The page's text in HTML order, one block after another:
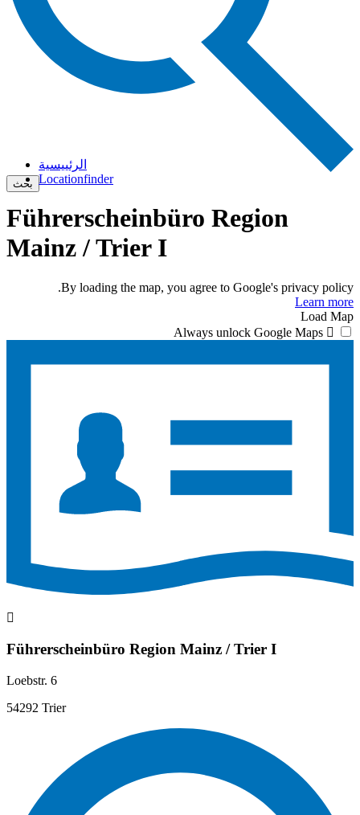
بحث
الرئييسية
Locationfinder
Führerscheinbüro Region
Mainz / Trier I
By loading the map, you agree to Google's privacy policy.
Learn more
Load Map
Always unlock Google Maps
Führerscheinbüro Region Mainz / Trier I
Loebstr. 6
54292 Trier